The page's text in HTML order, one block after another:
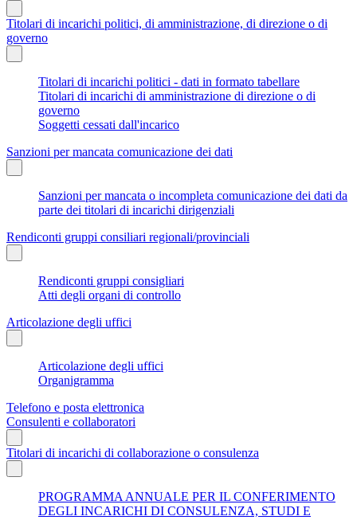
Titolari di incarichi politici, di amministrazione, di direzione o di
governo
Titolari di incarichi politici - dati in formato tabellare
Titolari di incarichi di amministrazione di direzione o di
governo
Soggetti cessati dall'incarico
Sanzioni per mancata comunicazione dei dati
Sanzioni per mancata o incompleta comunicazione dei dati da
parte dei titolari di incarichi dirigenziali
Rendiconti gruppi consiliari regionali/provinciali
Rendiconti gruppi consigliari
Atti degli organi di controllo
Articolazione degli uffici
Articolazione degli uffici
Organigramma
Telefono e posta elettronica
Consulenti e collaboratori
Titolari di incarichi di collaborazione o consulenza
PROGRAMMA ANNUALE PER IL CONFERIMENTO
DEGLI INCARICHI DI CONSULENZA, STUDI E